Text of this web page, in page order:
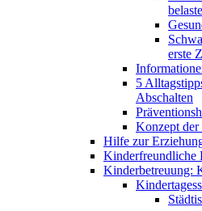
erste
5
Abschalten
Konzept
Hilfe zur
Kinderfreundliche
Kinderbetreuung: